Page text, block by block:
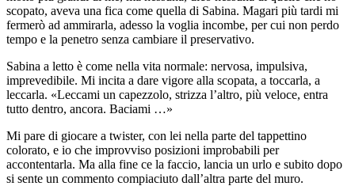
scopato, aveva una fica come quella di Sabina. Magari più tardi mi
fermerò ad ammirarla, adesso la voglia incombe, per cui non perdo
tempo e la penetro senza cambiare il preservativo.
Sabina a letto è come nella vita normale: nervosa, impulsiva,
imprevedibile. Mi incita a dare vigore alla scopata, a toccarla, a
leccarla. «Leccami un capezzolo, strizza l’altro, più veloce, entra
tutto dentro, ancora. Baciami …»
Mi pare di giocare a twister, con lei nella parte del tappettino
colorato, e io che improvviso posizioni improbabili per
accontentarla. Ma alla fine ce la faccio, lancia un urlo e subito dopo
si sente un commento compiaciuto dall’altra parte del muro.